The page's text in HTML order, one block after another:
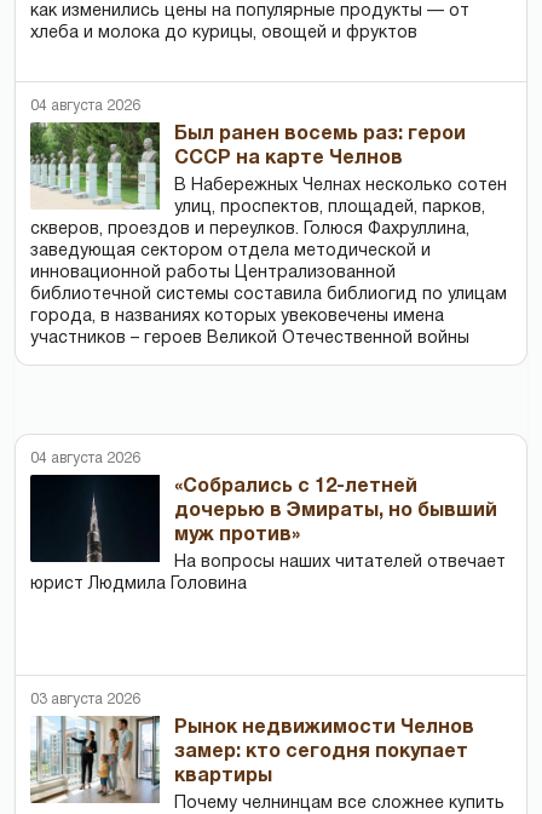
как изменились цены на популярные продукты — от
хлеба и молока до курицы, овощей и фруктов
04 августа 2026
Был ранен восемь раз: герои
СССР на карте Челнов
В Набережных Челнах несколько сотен
улиц, проспектов, площадей, парков,
скверов, проездов и переулков. Голюся Фахруллина,
заведующая сектором отдела методической и
инновационной работы Централизованной
библиотечной системы составила библиогид по улицам
города, в названиях которых увековечены имена
участников – героев Великой Отечественной войны
04 августа 2026
«Собрались с 12-летней
дочерью в Эмираты, но бывший
муж против»
На вопросы наших читателей отвечает
юрист Людмила Головина
03 августа 2026
Рынок недвижимости Челнов
замер: кто сегодня покупает
квартиры
Почему челнинцам все сложнее купить